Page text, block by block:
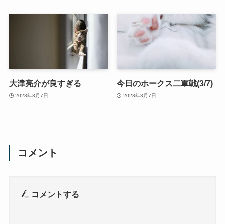
大津亮介が良すぎる
2023年3月7日
今日のホークス二軍戦(3/7)
2023年3月7日
コメント
コメントする